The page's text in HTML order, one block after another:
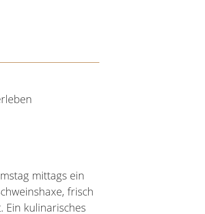
mittags ein
frisch
Ein kulinarisches